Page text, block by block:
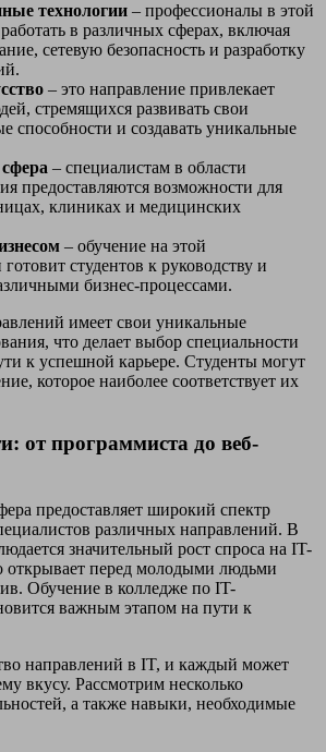
технологии – профессионалы в этой
в различных сферах, включая
сетевую безопасность и разработку
– это направление привлекает
стремящихся развивать свои
способности и создавать уникальные
– специалистам в области
предоставляются возможности для
клиниках и медицинских
– обучение на этой
студентов к руководству и
бизнес-процессами.
имеет свои уникальные
что делает выбор специальности
к успешной карьере. Студенты могут
которое наиболее соответствует их
от программиста до веб-
предоставляет широкий спектр
различных направлений. В
значительный рост спроса на IT-
открывает перед молодыми людьми
Обучение в колледже по IT-
важным этапом на пути к
направлений в IT, и каждый может
вкусу. Рассмотрим несколько
а также навыки, необходимые